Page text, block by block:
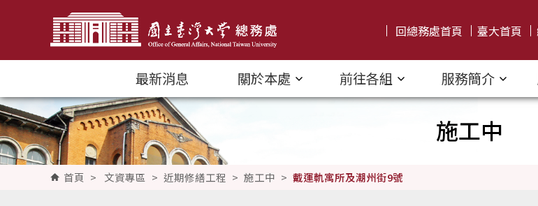
跳到主要內容區塊
回總務處首頁
臺大首頁
最新消息 關於本處 前往各組 服務簡介
施工中
首頁 > 文資專區 > 近期修繕工程 > 施工中 > 戴運軌寓所及潮州街9號